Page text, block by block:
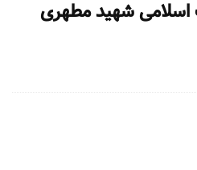
اسلامی شهید مطهری